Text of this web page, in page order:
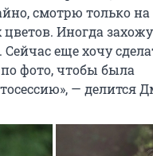
смотрю только на
Иногда
еще хочу
фото, чтобы была
— делится